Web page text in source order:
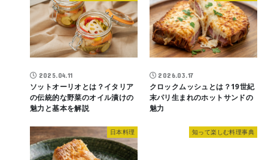
2025.04.11
ソットオーリオとは？イタリア
の伝統的な野菜のオイル漬けの
魅力と基本を解説
2026.03.17
クロックムッシュとは？19世紀
末パリ生まれのホットサンドの
魅力
日本料理 知って楽しむ料理事典